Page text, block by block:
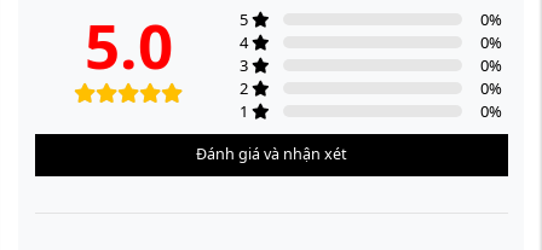
5.0 5 0%
4
0%
3
0%
2
0%
1
0%
Đánh giá và nhận xét